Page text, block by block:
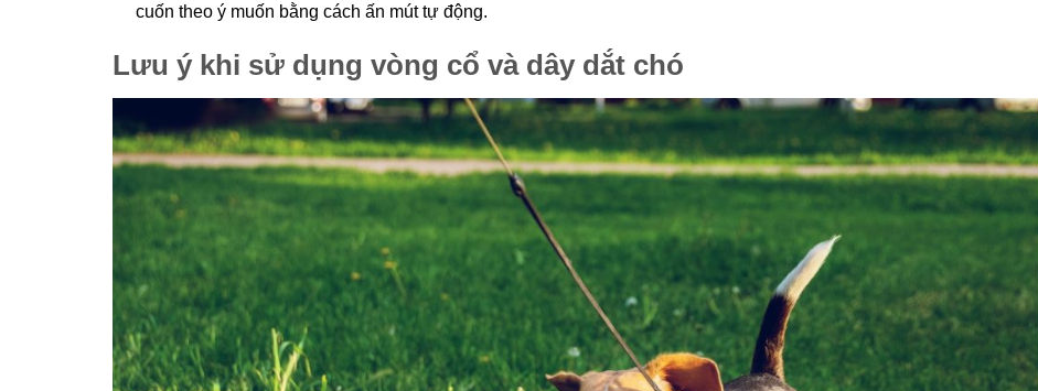
cuốn theo ý muốn bằng cách ấn mút tự động.
Lưu ý khi sử dụng vòng cổ và dây dắt chó